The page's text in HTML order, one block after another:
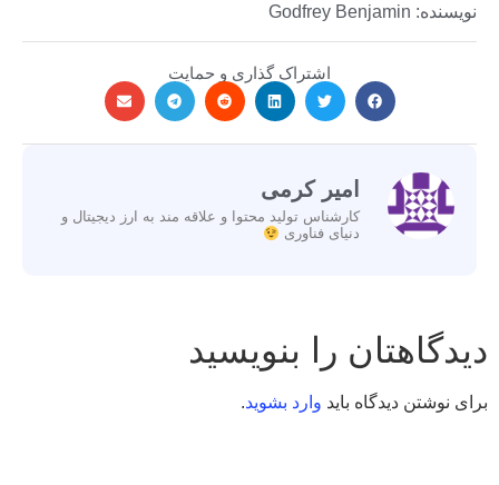
نویسنده: Godfrey Benjamin
اشتراک گذاری و حمایت
امیر کرمی
کارشناس تولید محتوا و علاقه مند به ارز دیجیتال و
دنیای فناوری
دیدگاهتان را بنویسید
برای نوشتن دیدگاه باید وارد بشوید.